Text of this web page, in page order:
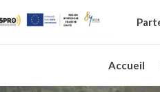
Accueil